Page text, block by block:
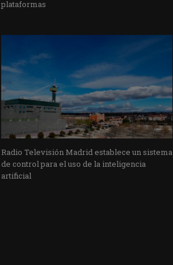
plataformas
Radio Televisión Madrid establece un sistema
de control para el uso de la inteligencia
artificial